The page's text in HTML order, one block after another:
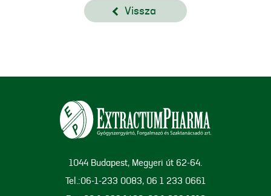
Vissza
1044 Budapest, Megyeri út 62-64.
Tel.:06-1-233 0083, 06 1 233 0661